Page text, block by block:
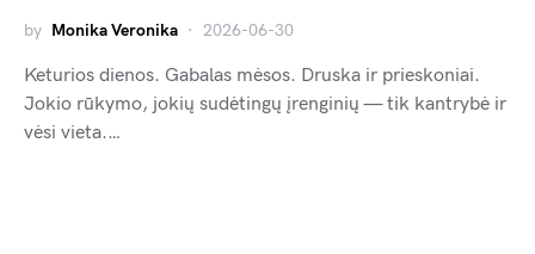
by Monika Veronika 2026-06-30
Keturios dienos. Gabalas mėsos. Druska ir prieskoniai.
Jokio rūkymo, jokių sudėtingų įrenginių — tik kantrybė ir
vėsi vieta.…